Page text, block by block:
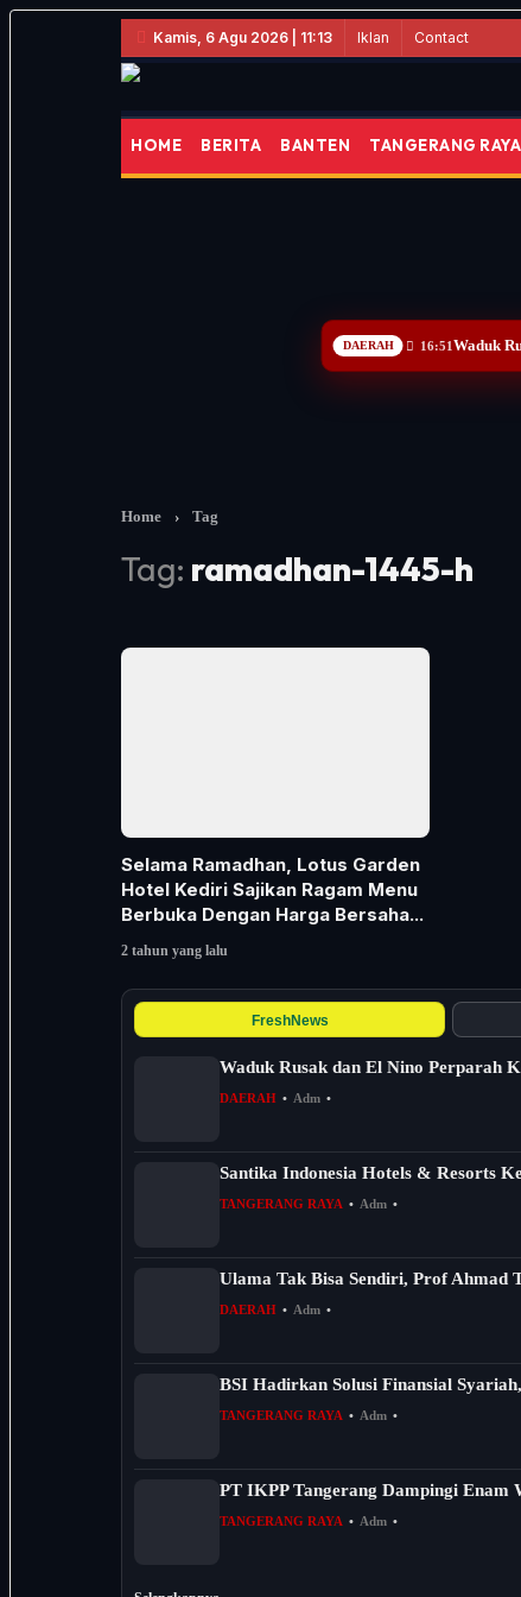
Kamis, 6 Agu 2026 | 11:13 Iklan Contact
HOME BERITA BANTEN TANGERANG RAYA
Home › Tag
Tag: ramadhan-1445-h
Selama Ramadhan, Lotus Garden
Hotel Kediri Sajikan Ragam Menu
Berbuka Dengan Harga Bersaha...
2 tahun yang lalu
FreshNews
Waduk Rusak dan El Nino Perparah
DAERAH • Adm •
Santika Indonesia Hotels & Resorts
TANGERANG RAYA • Adm •
Ulama Tak Bisa Sendiri, Prof
DAERAH • Adm •
BSI Hadirkan Solusi Finansial
TANGERANG RAYA • Adm •
PT IKPP Tangerang Dampingi
TANGERANG RAYA • Adm •
DAERAH 16:51Waduk